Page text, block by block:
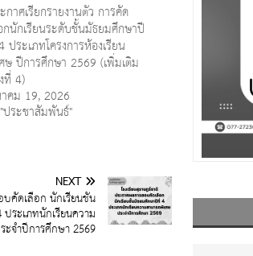
กาศเรียกรายงานตัว การคัด
กนักเรียนระดับชั้นมัธยมศึกษาปี
ประเภทโครงการห้องเรียน
ษ ปีการศึกษา 2569 (เพิ่มเติม
ที่ 4)
คม 19, 2026
ประชาสัมพันธ์"
NEXT
คัดเลือก นักเรียนชั้น
ระเภทนักเรียนความ
ะจำปีการศึกษา 2569